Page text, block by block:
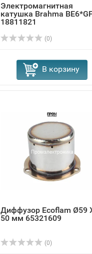
Электромагнитная
катушка Brahma
18811821
(0)
В корзину
Диффузор Ecoflam Ø59
50 мм 65321609
(0)